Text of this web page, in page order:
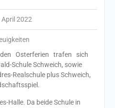
April 2022
Osterferien trafen sich
Schule Schweich, sowie
Realschule plus Schweich,
Halle. Da beide Schule in